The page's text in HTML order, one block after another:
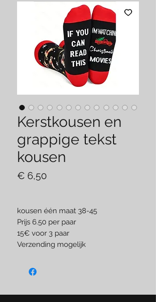
Kerstkousen en
grappige tekst
kousen
€ 6,50
kousen één maat 38-45
Prijs 6.50 per paar
15€ voor 3 paar
Verzending mogelijk